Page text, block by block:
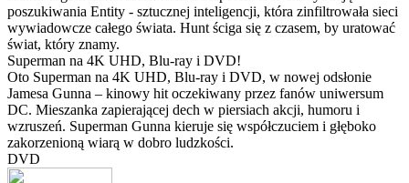
poszukiwania Entity - sztucznej inteligencji, która zinfiltrowała sieci
wywiadowcze całego świata. Hunt ściga się z czasem, by uratować
świat, który znamy.
Superman na 4K UHD, Blu-ray i DVD!
Oto Superman na 4K UHD, Blu-ray i DVD, w nowej odsłonie
Jamesa Gunna – kinowy hit oczekiwany przez fanów uniwersum
DC. Mieszanka zapierającej dech w piersiach akcji, humoru i
wzruszeń. Superman Gunna kieruje się współczuciem i głęboko
zakorzenioną wiarą w dobro ludzkości.
DVD